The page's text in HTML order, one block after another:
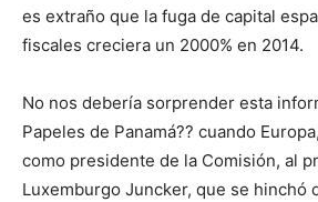
es extraño que la fuga de capital
fiscales creciera un 2000% en 2014.
No nos debería sorprender esta
Papeles de Panamá?? cuando
como presidente de la Comisión, al
Luxemburgo Juncker, que se hinchó